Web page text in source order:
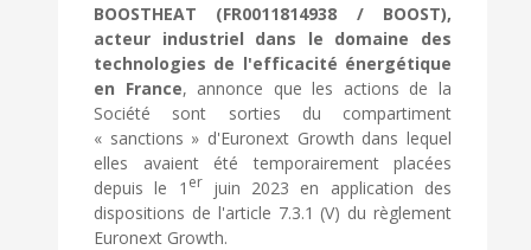
BOOSTHEAT (FR0011814938 / BOOST),
acteur industriel dans le domaine des
technologies de l'efficacité énergétique
en France, annonce que les actions de la
Société sont sorties du compartiment
« sanctions » d'Euronext Growth dans lequel
elles avaient été temporairement placées
depuis le 1 erjuin 2023 en application des
dispositions de l'article 7.3.1 (V) du règlement
Euronext Growth.